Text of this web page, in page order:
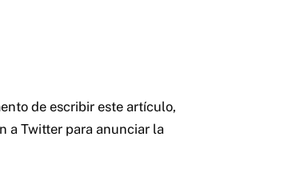
de escribir este artículo,
a Twitter para anunciar la